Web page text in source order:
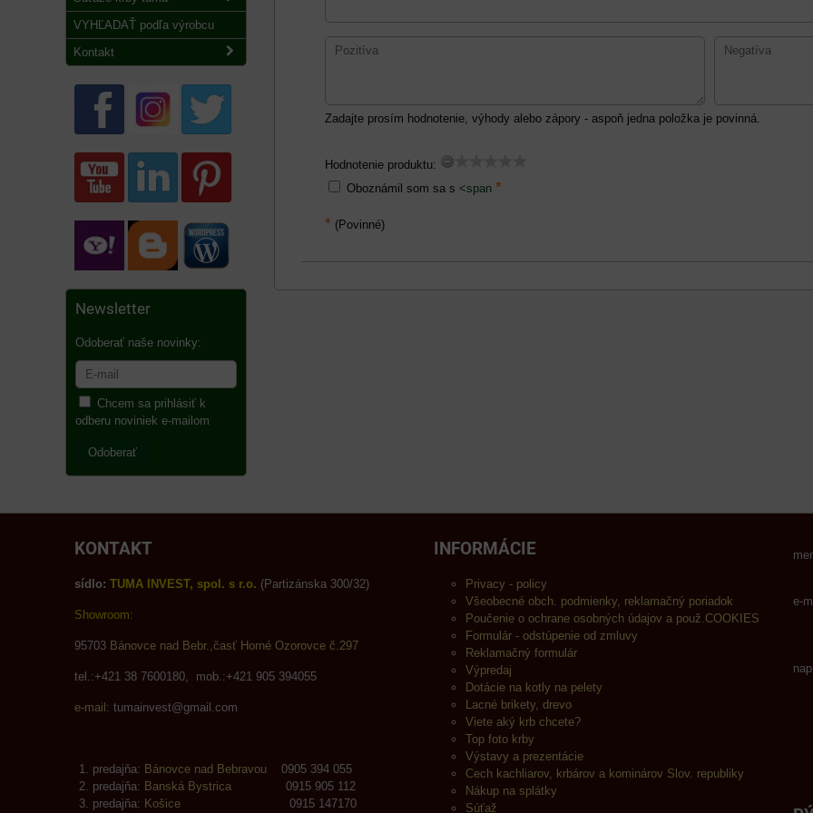
Zadajte prosím hodnotenie, výhody alebo zápory - aspoň jedna položka je povinná.
Hodnotenie produktu:
Oboznámil som sa s <span *
* (Povinné)
VYHĽADAŤ podľa výrobcu
Kontakt
Newsletter
Odoberať naše novinky:
Chcem sa prihlásiť k
odberu noviniek e-mailom
Odoberať
KONTAKT
sídlo: TUMA INVEST, spol. s r.o. (Partizánska 300/32)
Showroom:
95703 Bánovce nad Bebr.,časť Horné Ozorovce č.297
tel.:+421 38 7600180, mob.:+421 905 394055
e-mail: tumainvest@gmail.com
predajňa: Bánovce nad Bebravou 0905 394 055
predajňa: Banská Bystrica 0915 905 112
predajňa: Košice 0915 147170
INFORMÁCIE
Privacy - policy
Všeobecné obch. podmienky, reklamačný poriadok
Poučenie o ochrane osobných údajov a použ.COOKIES
Formulár - odstúpenie od zmluvy
Reklamačný formulár
Výpredaj
Dotácie na kotly na pelety
Lacné brikety, drevo
Viete aký krb chcete?
Top foto krby
Výstavy a prezentácie
Cech kachliarov, krbárov a kominárov Slov. republiky
Nákup na splátky
Súťaž
e-